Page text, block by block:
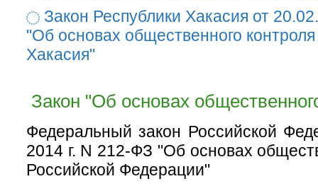
Закон Республики Хакасия от
"Об основах общественного
Хакасия"
Закон "Об основах
Федеральный закон Российской
2014 г. N 212-ФЗ "Об основах
Российской Федерации"